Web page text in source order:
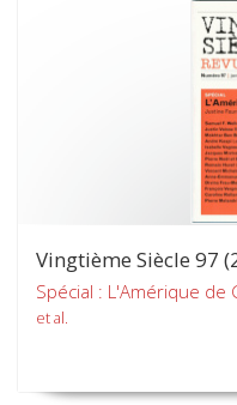
Vingtième Siècle 97
Spécial : L'Amérique de
et al.